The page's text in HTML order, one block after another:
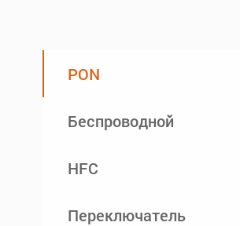
PON
Беспроводной
HFC
Переключатель